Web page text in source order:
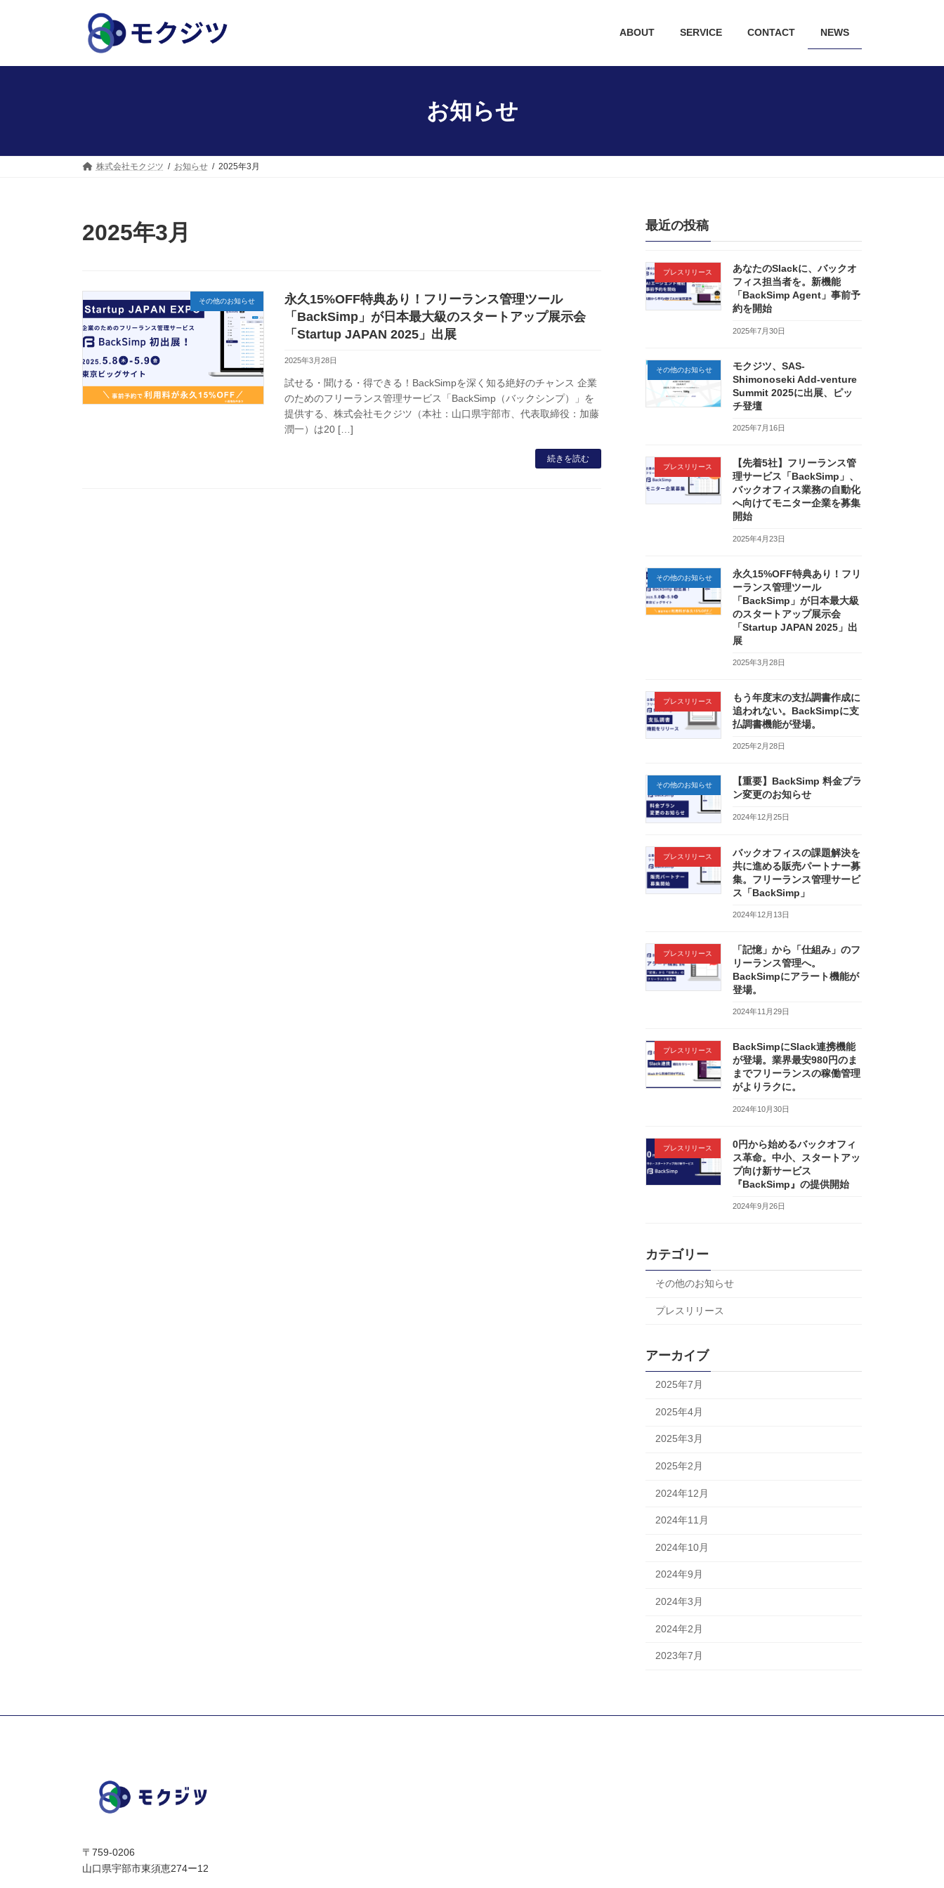
ツ
シ
ABOUT SERVICE CONTACT NEWS
お知らせ
株式会社モクジツ お知らせ 2025年3月
2025年3月
その他のお知らせ
永久15%OFF特典あり！フリーランス管理ツール
「BackSimp」が日本最大級のスタートアップ展示会
「Startup JAPAN 2025」出展
2025年3月28日
試せる・聞ける・得できる！BackSimpを深く知る絶好のチャンス 企業
のためのフリーランス管理サービス「BackSimp（バックシンプ）」を
提供する、株式会社モクジツ（本社：山口県宇部市、代表取締役：加藤
潤一）は20 […]
続きを読む
最近の投稿
プレスリリース
あなたのSlackに、バックオ
フィス担当者を。新機能
「BackSimp Agent」事前予
約を開始
2025年7月30日
その他のお知らせ
モクジツ、SAS-
Shimonoseki Add-venture
Summit 2025に出展、ピッ
チ登壇
2025年7月16日
プレスリリース
【先着5社】フリーランス管
理サービス「BackSimp」、
バックオフィス業務の自動化
へ向けてモニター企業を募集
開始
2025年4月23日
その他のお知らせ
永久15%OFF特典あり！フリ
ーランス管理ツール
「BackSimp」が日本最大級
のスタートアップ展示会
「Startup JAPAN 2025」出
展
2025年3月28日
プレスリリース
もう年度末の支払調書作成に
追われない。BackSimpに支
払調書機能が登場。
2025年2月28日
その他のお知らせ
【重要】BackSimp 料金プラ
ン変更のお知らせ
2024年12月25日
プレスリリース
バックオフィスの課題解決を
共に進める販売パートナー募
集。フリーランス管理サービ
ス「BackSimp」
2024年12月13日
プレスリリース
「記憶」から「仕組み」のフ
リーランス管理へ。
BackSimpにアラート機能が
登場。
2024年11月29日
プレスリリース
BackSimpにSlack連携機能
が登場。業界最安980円のま
までフリーランスの稼働管理
がよりラクに。
2024年10月30日
プレスリリース
0円から始めるバックオフィ
ス革命。中小、スタートアッ
プ向け新サービス
『BackSimp』の提供開始
2024年9月26日
カテゴリー
その他のお知らせ
プレスリリース
アーカイブ
2025年7月
2025年4月
2025年3月
2025年2月
2024年12月
2024年11月
2024年10月
2024年9月
2024年3月
2024年2月
2023年7月
〒759-0206
山口県宇部市東須恵274ー12